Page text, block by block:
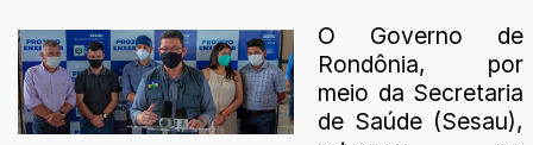
O Governo de
Rondônia, por
meio da Secretaria
de Saúde (Sesau),